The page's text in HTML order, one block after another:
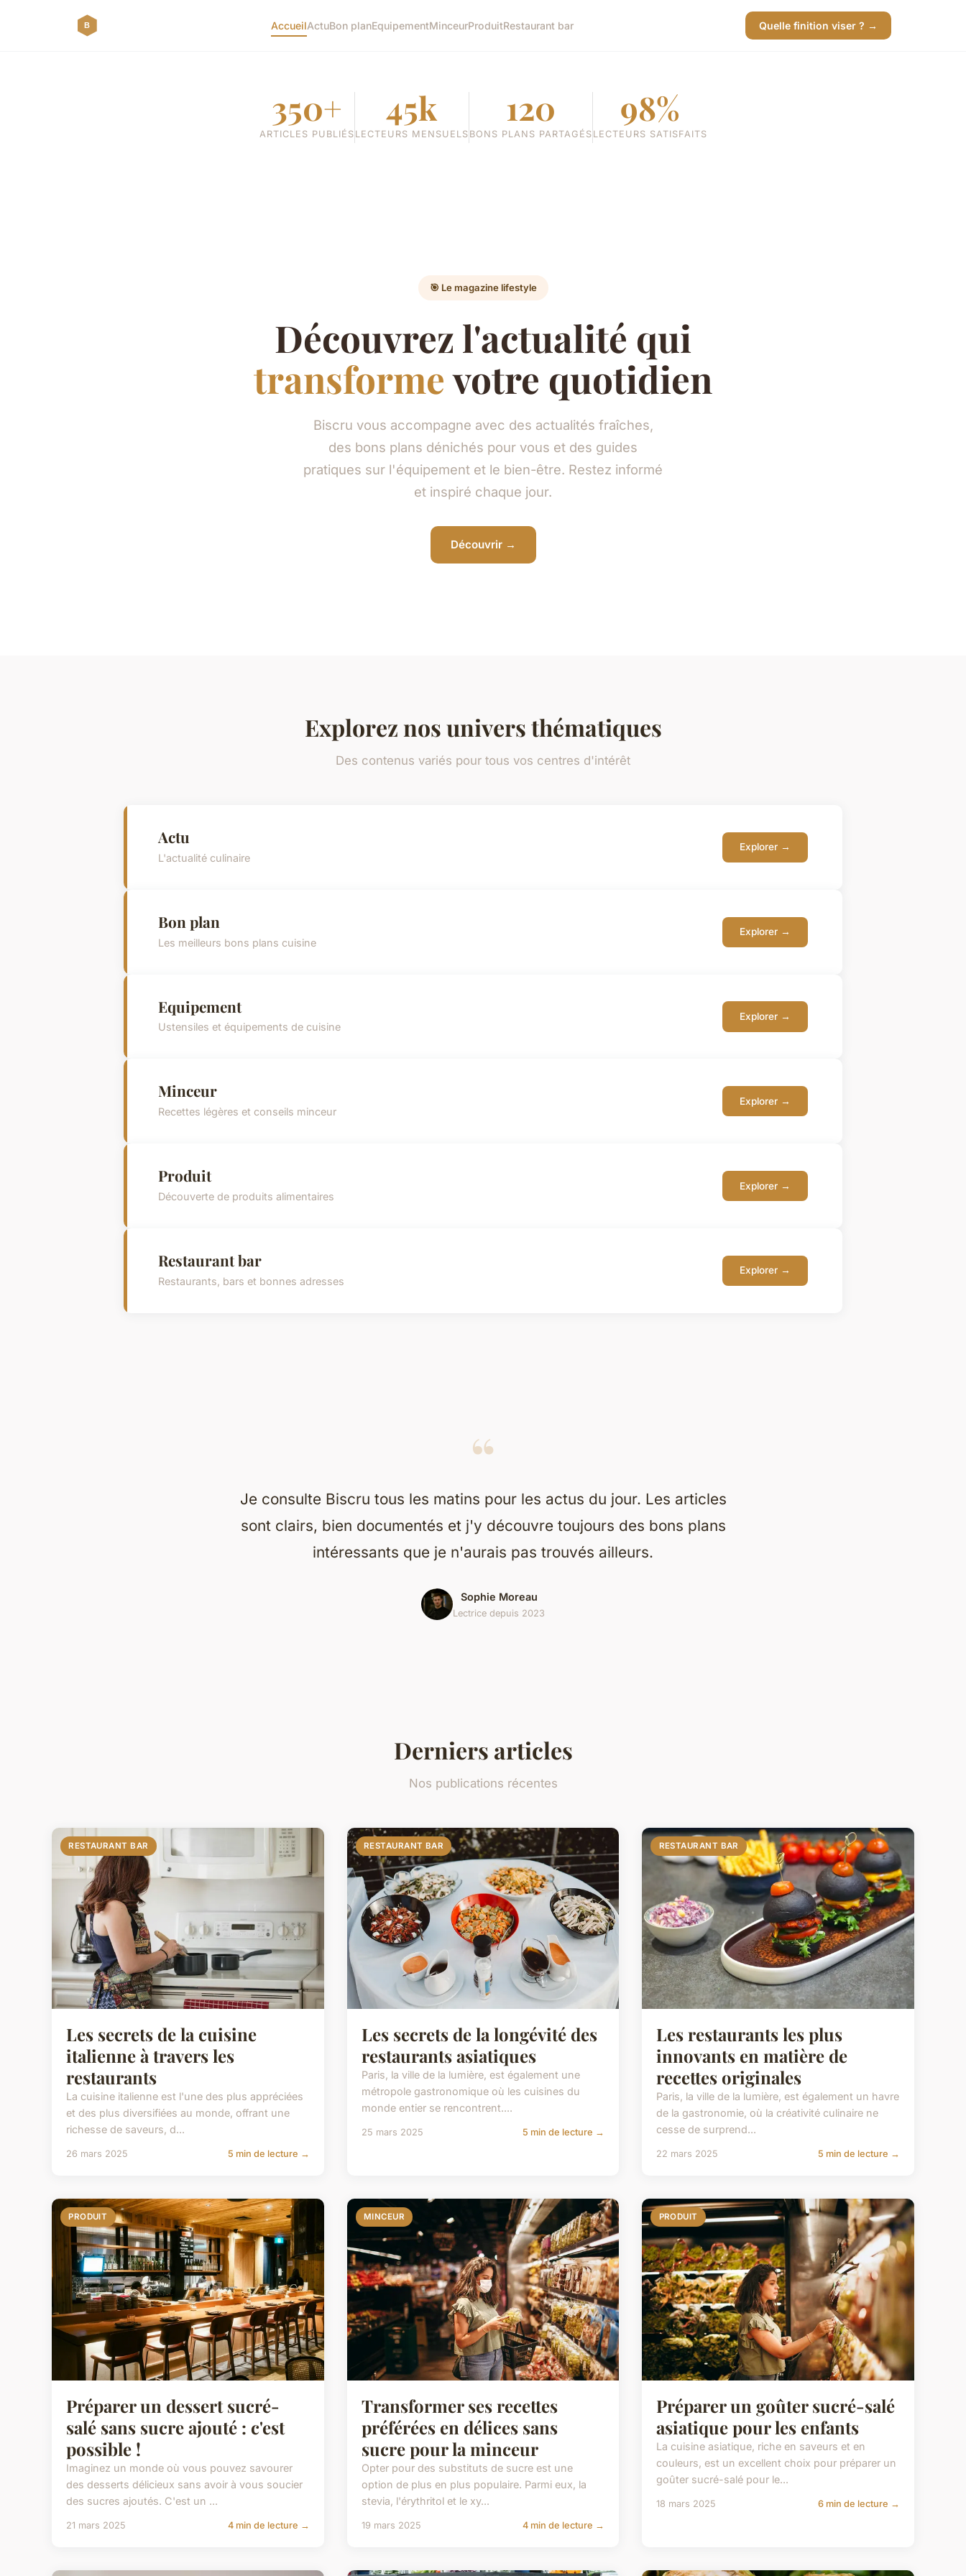
AccueilActuBon planEquipementMinceurProduitRestaurant bar Quelle finition viser ? →
350+
ARTICLES PUBLIÉS
45k
LECTEURS MENSUELS
120
BONS PLANS PARTAGÉS
98%
LECTEURS SATISFAITS
🎯 Le magazine lifestyle
Découvrez l'actualité qui
transformevotre quotidien
Biscru vous accompagne avec des actualités fraîches,
des bons plans dénichés pour vous et des guides
pratiques sur l'équipement et le bien-être. Restez informé
et inspiré chaque jour.
Découvrir →
Explorez nos univers thématiques
Des contenus variés pour tous vos centres d'intérêt
Actu
L'actualité culinaire
Explorer →
Bon plan
Les meilleurs bons plans cuisine
Explorer →
Equipement
Ustensiles et équipements de cuisine
Explorer →
Minceur
Recettes légères et conseils minceur
Explorer →
Produit
Découverte de produits alimentaires
Explorer →
Restaurant bar
Restaurants, bars et bonnes adresses
Explorer →
“
Je consulte Biscru tous les matins pour les actus du jour. Les articles
sont clairs, bien documentés et j'y découvre toujours des bons plans
intéressants que je n'aurais pas trouvés ailleurs.
Sophie Moreau
Lectrice depuis 2023
Derniers articles
Nos publications récentes
RESTAURANT BAR
Les secrets de la cuisine
italienne à travers les
restaurants
La cuisine italienne est l'une des plus appréciées
et des plus diversifiées au monde, offrant une
richesse de saveurs, d...
26 mars 2025 5 min de lecture →
RESTAURANT BAR
Les secrets de la longévité des
restaurants asiatiques
Paris, la ville de la lumière, est également une
métropole gastronomique où les cuisines du
monde entier se rencontrent....
25 mars 2025 5 min de lecture →
RESTAURANT BAR
Les restaurants les plus
innovants en matière de
recettes originales
Paris, la ville de la lumière, est également un havre
de la gastronomie, où la créativité culinaire ne
cesse de surprend...
22 mars 2025 5 min de lecture →
PRODUIT
Préparer un dessert sucré-
salé sans sucre ajouté : c'est
possible !
Imaginez un monde où vous pouvez savourer
des desserts délicieux sans avoir à vous soucier
des sucres ajoutés. C'est un ...
21 mars 2025 4 min de lecture →
MINCEUR
Transformer ses recettes
préférées en délices sans
sucre pour la minceur
Opter pour des substituts de sucre est une
option de plus en plus populaire. Parmi eux, la
stevia, l'érythritol et le xy...
19 mars 2025 4 min de lecture →
PRODUIT
Préparer un goûter sucré-salé
asiatique pour les enfants
La cuisine asiatique, riche en saveurs et en
couleurs, est un excellent choix pour préparer un
goûter sucré-salé pour le...
18 mars 2025 6 min de lecture →